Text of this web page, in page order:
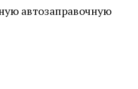
автозаправочную